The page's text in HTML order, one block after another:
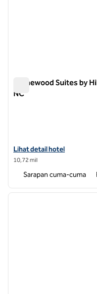
Homewood Suites by
NC
Lihat detail hotel untuk
Lihat detail hotel
10,72 mil
Sarapan cuma-cuma
1 dari 12